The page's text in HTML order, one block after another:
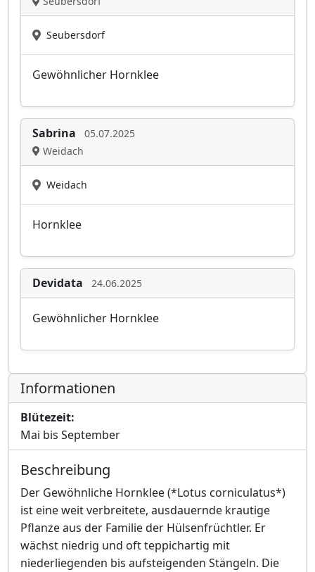
Seubersdorf
Gewöhnlicher Hornklee
Sabrina
05.07.2025
Weidach
Weidach
Hornklee
Devidata 24.06.2025
Gewöhnlicher Hornklee
Informationen
Blütezeit:
Mai bis September
Beschreibung
Der Gewöhnliche Hornklee (*Lotus corniculatus*)
ist eine weit verbreitete, ausdauernde krautige
Pflanze aus der Familie der Hülsenfrüchtler. Er
wächst niedrig und oft teppichartig mit
niederliegenden bis aufsteigenden Stängeln. Die